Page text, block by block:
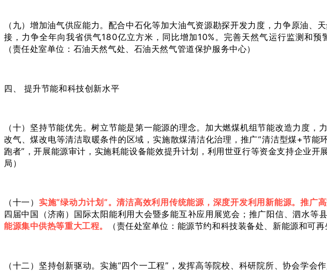
（九）增加油气供应能力。配合中石化等加大油气资源勘探开发力度，力争原油
接，力争全年向我省供气180亿立方米，同比增加10%。完善天然气运行监测和
（责任处室单位：石油天然气处、石油天然气管道保护服务中心）
四、 提升节能和科技创新水平
（十）坚持节能优先。树立节能是第一能源的理念。加大燃煤机组节能改造力度
改气、煤改电等清洁取暖条件的区域，实施散煤清洁化治理，推广“清洁型煤+节
跑者”，开展能源审计，实施耗能设备能效提升计划，利用世亚行等资金支持企业
局）
（十一） 实施“绿动力计划”。清洁高效利用传统能源，深度开发利用新能源。推广
四届中国（济南）国际太阳能利用大会暨多能互补应用展览会；推广阳信、泗水等
能源集中供热等重大工程。
（责任处室单位：能源节约和科技装备处、新能源和可再
（十二）坚持创新驱动。实施“四个一工程”，发挥高等院校、科研院所、协会学